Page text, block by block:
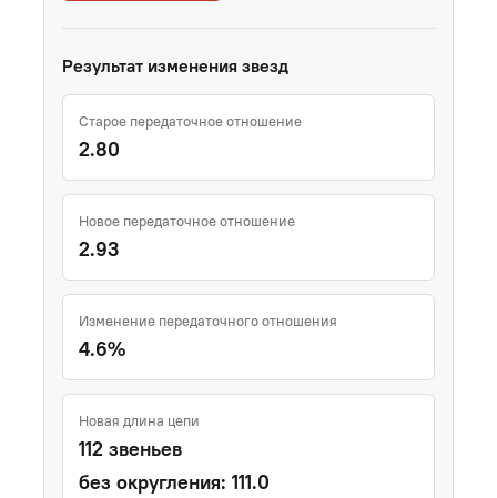
Результат изменения звезд
Старое передаточное отношение
2.80
Новое передаточное отношение
2.93
Изменение передаточного отношения
4.6%
Новая длина цепи
112 звеньев
без округления: 111.0